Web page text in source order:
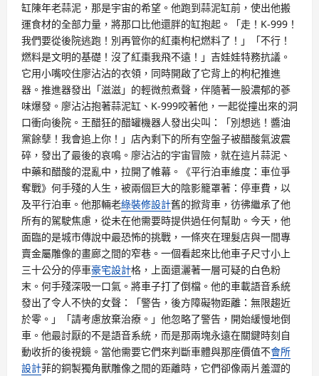
缸陳年老蒜泥，那是宇宙的希望。他跑到蒜泥缸前，使出他搬
運食材的全部力量，將那口比他還胖的缸抱起。「走！K-999！
我們要從後院逃跑！別再管你的紅棗枸杞燃料了！」「不行！
燃料是文明的基礎！沒了紅棗我飛不遠！」吉娃娃特務抗議。
它用小嘴咬住廖沾沾的衣領，同時開啟了它背上的枸杞推進
器。推進器發出「滋滋」的輕微煎煮聲，伴隨著一股濃郁的蔘
味爆發。廖沾沾抱著蒜泥缸、K-999咬著他，一起從撞出來的洞
口衝向後院。王醋狂的醋罐機器人發出尖叫：「別想逃！醬油
黨餘孽！我會追上你！」店內剩下的所有空盤子被醋酸氣波震
碎，發出了最後的哀鳴。廖沾沾的宇宙冒險，就在這片蒜泥、
中藥和醋酸的混亂中，拉開了帷幕。《平行泊車維度：車位爭
奪戰》何手殘的人生，被兩個巨大的陰影籠罩著：停車費，以
及平行泊車。他那輛老綠裝修設計舊的掀背車，彷彿繼承了他
所有的駕駛焦慮，從未在他需要時提供過任何幫助。今天，他
面臨的是城市傳說中最恐怖的挑戰，一條夾在理髮店與一間專
賣金屬雕像的畫廊之間的窄巷。一個看起來比他車子尺寸小上
三十公分的停車豪宅設計格，上面還灑著一層可疑的白色粉
末。何手殘深吸一口氣。將車子打了倒檔。他的車載語音系統
發出了令人不快的女聲：「警告，後方障礙物距離：無限趨近
於零。」「請考慮放棄治療。」他忽略了警告，開始緩慢地倒
車。他最討厭的不是語音系統，而是那兩塊永遠在關鍵時刻自
動收折的後視鏡。當他需要它們來判斷車體與那座價值不會所
設計菲的銅製獨角獸雕像之間的距離時，它們卻像兩片羞澀的